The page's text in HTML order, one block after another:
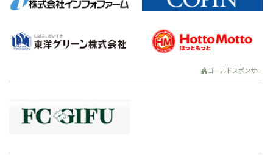
ゴールドスポンサー